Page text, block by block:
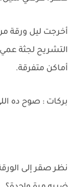
أخرجت ليل ورقة
أماكن متفرقة.
بركات : صوح ده
نظر صقر إلى